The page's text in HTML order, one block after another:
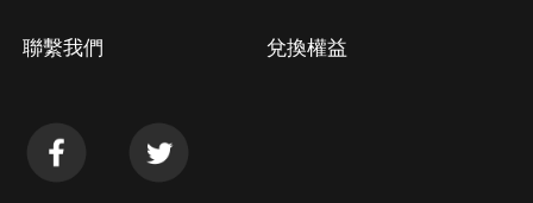
聯繫我們 兌換權益